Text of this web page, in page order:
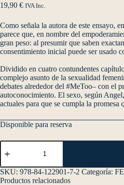
19,90 € IVA Inc.
Como señala la autora de este ensayo,
parece que, en nombre del
gran peso: al presumir que saben
consentimiento inicial puede ser usado
Dividido en cuatro contundentes
complejo asunto de la sexualidad
debates alrededor del #MeToo– con el
autoconocimiento. El sexo, según
actuales para que se cumpla la
Disponible para reserva
SKU: 978-84-122901-7-2 Categoría:
Productos relacionados